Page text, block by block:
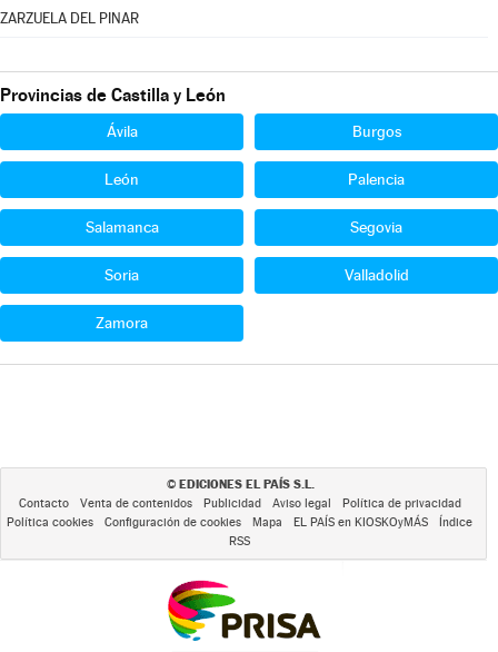
ZARZUELA DEL PINAR
Provincias de Castilla y León
Ávila Burgos
León Palencia
Salamanca Segovia
Soria Valladolid
Zamora
© EDICIONES EL PAÍS S.L.
Contacto Venta de contenidos Publicidad Aviso legal
Política de privacidad
Política cookies
Configuración de cookies Mapa EL PAÍS en KIOSKOyMÁS
Índice
RSS